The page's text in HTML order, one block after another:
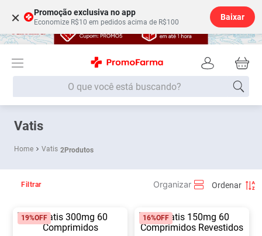
× Promoção exclusiva no app
Economize R$10 em pedidos acima de R$100
Baixar
O que você está buscando?
Vatis
Vatis 2Produtos
Filtrar
19%OFF 16%OFF
Termos mais buscados
1 º Fralda
3º
5º Fralda G